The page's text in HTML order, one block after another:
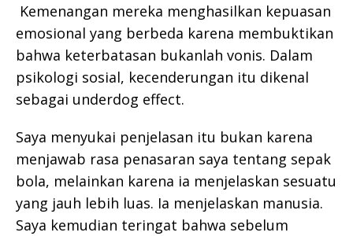
Kemenangan mereka menghasilkan kepuasan
emosional yang berbeda karena membuktikan
bahwa keterbatasan bukanlah vonis. Dalam
psikologi sosial, kecenderungan itu dikenal
sebagai underdog effect.
Saya menyukai penjelasan itu bukan karena
menjawab rasa penasaran saya tentang sepak
bola, melainkan karena ia menjelaskan sesuatu
yang jauh lebih luas. Ia menjelaskan manusia.
Saya kemudian teringat bahwa sebelum